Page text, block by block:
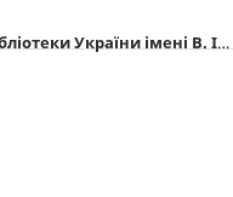
Наукові праці Національної бібліотеки України імені В. І. Вернадського